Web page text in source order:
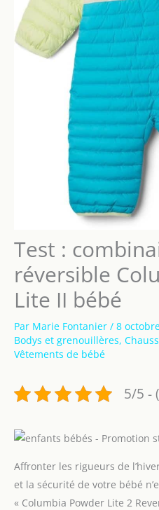
Test :
réversible
Lite II bébé
Par Marie Fontanier / 8
Bodys et grenouillères,
Vêtements de bébé
5/5 -
Affronter les rigueurs de
et la sécurité de votre bébé
« Columbia Powder Lite 2